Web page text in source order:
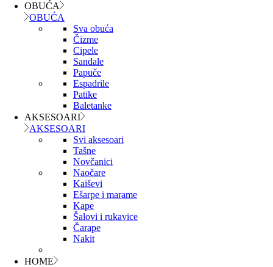
OBUĆA
OBUĆA
Sva obuća
Čizme
Cipele
Sandale
Papuče
Espadrile
Patike
Baletanke
AKSESOARI
AKSESOARI
Svi aksesoari
Tašne
Novčanici
Naočare
Kaiševi
Ešarpe i marame
Kape
Šalovi i rukavice
Čarape
Nakit
HOME